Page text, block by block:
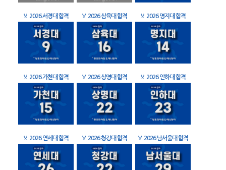
🏅 2026 서경대 합격 🏅 2026 삼육대 합격 🏅 2026 명지대 합격
🏅 2026 가천대 합격 🏅 2026 상명대 합격 🏅 2026 인하대 합격
🏅 2026 연세대 합격 🏅 2026 청강대 합격 🏅 2026 남서울대 합격